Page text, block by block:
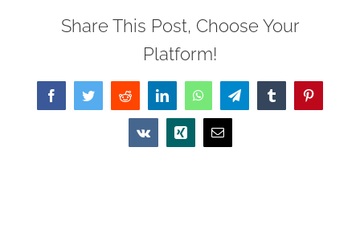
Share This Post, Choose Your
Platform!
FacebookTwitterReddit LinkedInWhatsAppTelegramTumblrPinterest
Vk Xing Email